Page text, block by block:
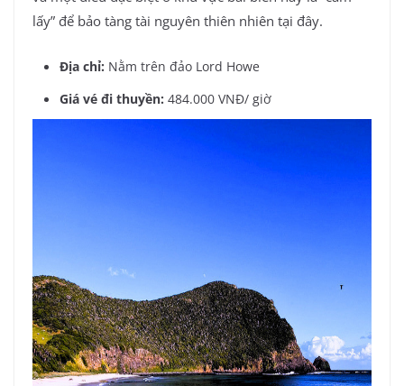
lấy” để bảo tàng tài nguyên thiên nhiên tại đây.
Địa chỉ: Nằm trên đảo Lord Howe
Giá vé đi thuyền: 484.000 VNĐ/ giờ